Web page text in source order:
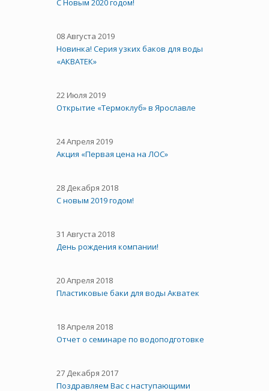
С Новым 2020 годом!
08 Августа 2019
Новинка! Серия узких баков для воды
«АКВАТЕК»
22 Июля 2019
Открытие «Термоклуб» в Ярославле
24 Апреля 2019
Акция «Первая цена на ЛОС»
28 Декабря 2018
С новым 2019 годом!
31 Августа 2018
День рождения компании!
20 Апреля 2018
Пластиковые баки для воды Акватек
18 Апреля 2018
Отчет о семинаре по водоподготовке
27 Декабря 2017
Поздравляем Вас с наступающими